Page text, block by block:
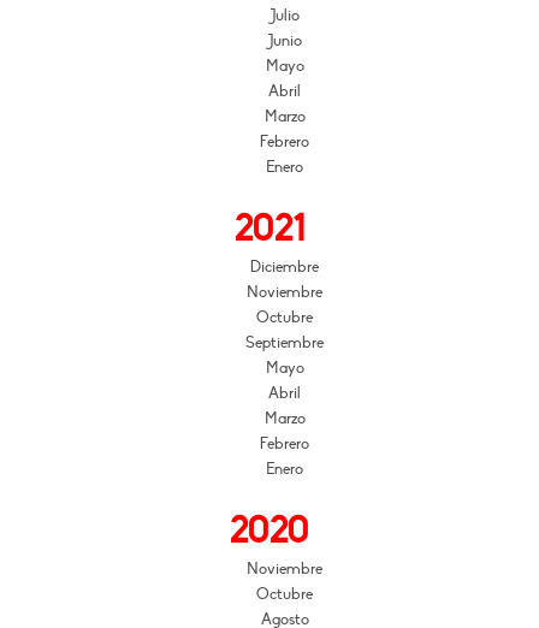
Julio
Junio
Mayo
Abril
Marzo
Febrero
Enero
2021
Diciembre
Noviembre
Octubre
Septiembre
Mayo
Abril
Marzo
Febrero
Enero
2020
Noviembre
Octubre
Agosto